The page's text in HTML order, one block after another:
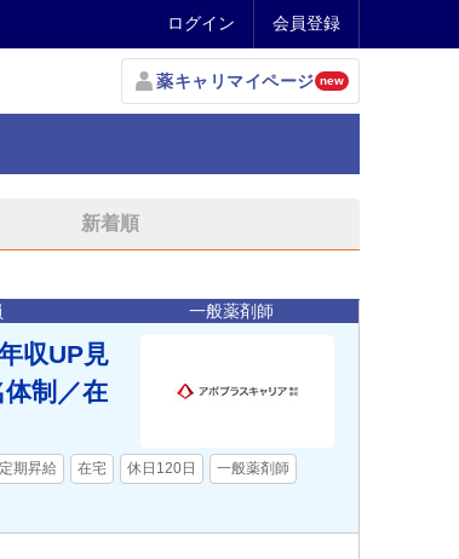
ログイン 会員登録
薬キャリマイページ new
新着順
一般薬剤師
収UP見
制／在
定期昇給 在宅 休日120日 一般薬剤師